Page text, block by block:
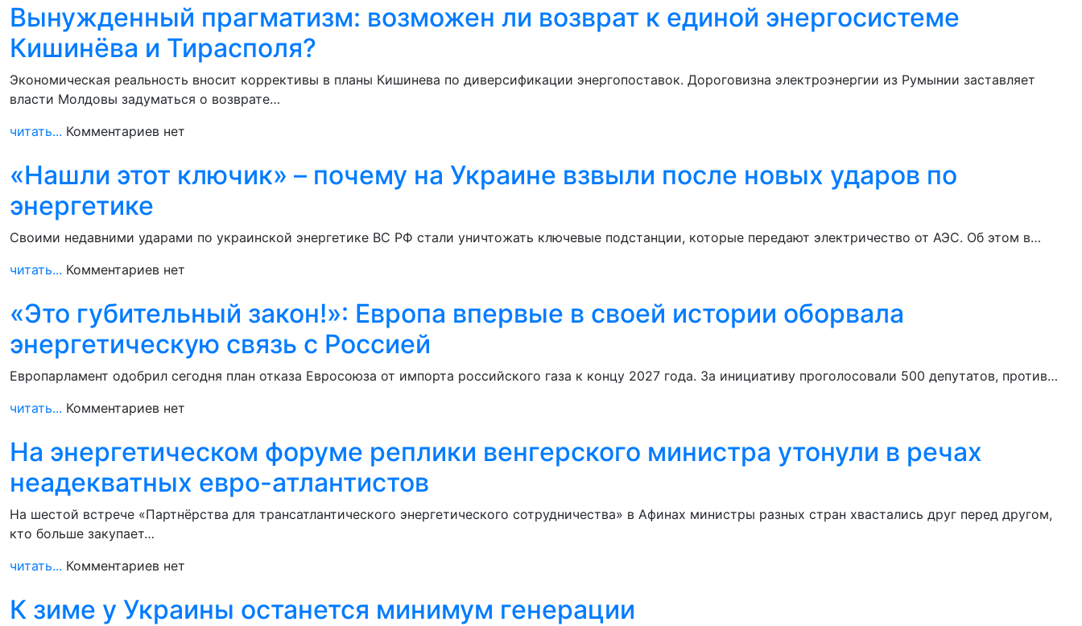
Вынужденный прагматизм: возможен ли возврат к единой энергосистеме
Кишинёва и Тирасполя?
Экономическая реальность вносит коррективы в планы Кишинева по диверсификации энергопоставок. Дороговизна электроэнергии из Румынии заставляет
власти Молдовы задуматься о возврате…
читать... Комментариев нет
«Нашли этот ключик» – почему на Украине взвыли после новых ударов по
энергетике
Своими недавними ударами по украинской энергетике ВС РФ стали уничтожать ключевые подстанции, которые передают электричество от АЭС. Об этом в…
читать... Комментариев нет
«Это губительный закон!»: Европа впервые в своей истории оборвала
энергетическую связь с Россией
Европарламент одобрил сегодня план отказа Евросоюза от импорта российского газа к концу 2027 года. За инициативу проголосовали 500 депутатов, против…
читать... Комментариев нет
На энергетическом форуме реплики венгерского министра утонули в речах
неадекватных евро-атлантистов
На шестой встрече «Партнёрства для трансатлантического энергетического сотрудничества» в Афинах министры разных стран хвастались друг перед другом,
кто больше закупает…
читать... Комментариев нет
К зиме у Украины останется минимум генерации